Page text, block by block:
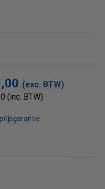
(exc. BTW)
(inc. BTW)